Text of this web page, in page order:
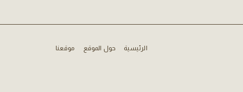
الرئيسية حول الموقع موقعنا